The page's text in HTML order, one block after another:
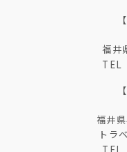
福井
TEL
福井
トラ